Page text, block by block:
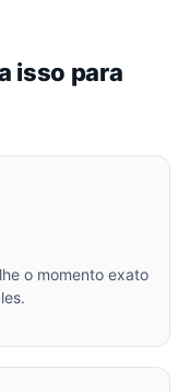
isso para
o momento exato